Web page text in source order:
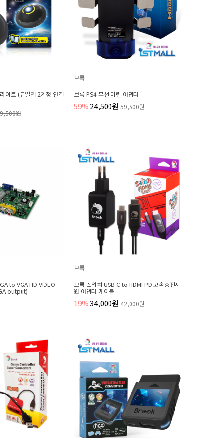
이트 (듀얼앱 2계정 연결
원
브룩
브룩 PS4 무선 마린 어댑터
59% 24,500원 59,500원
to VGA HD VIDEO
output)
브룩
브룩 스위치 USB C to HDMI PD 고속충전지
원 어댑터 케이블
19%34,000원 42,000원